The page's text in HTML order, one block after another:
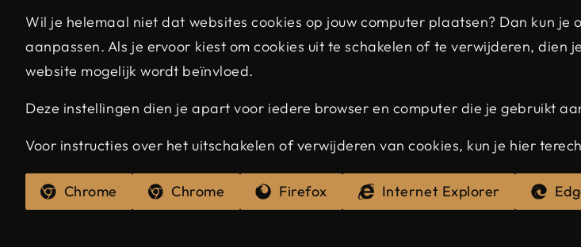
Wil je helemaal niet dat websites cookies op jouw computer plaatsen? Dan kun
aanpassen. Als je ervoor kiest om cookies uit te schakelen of te verwijderen, dien
website mogelijk wordt beïnvloed.
Deze instellingen dien je apart voor iedere browser en computer die je gebruikt
Voor instructies over het uitschakelen of verwijderen van cookies, kun je hier
Chrome Chrome Firefox Internet Explorer